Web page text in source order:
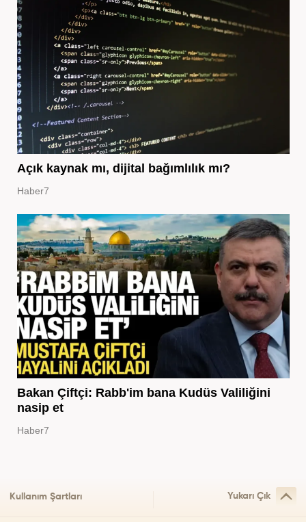
Açık kaynak mı, dijital bağımlılık mı?
Haber7
Bakan Çiftçi: Rabb'im bana Kudüs Valiliğini
nasip et
Haber7
Kullanım Şartları Yukarı Çık